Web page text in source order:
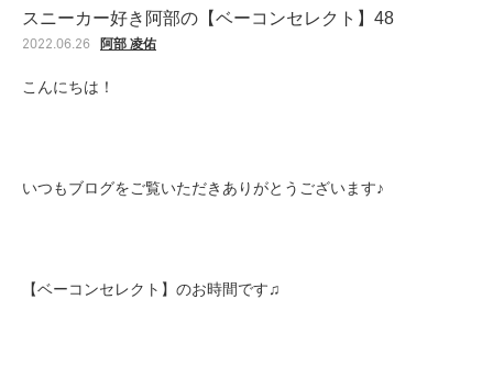
スニーカー好き阿部の【ベーコンセレクト】48
2022.06.26 阿部 凌佑
こんにちは！
いつもブログをご覧いただきありがとうございます♪
【ベーコンセレクト】のお時間です♫